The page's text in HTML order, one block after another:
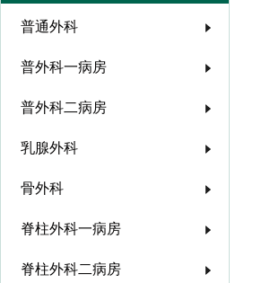
普通外科
普外科一病房
普外科二病房
乳腺外科
骨外科
脊柱外科一病房
脊柱外科二病房